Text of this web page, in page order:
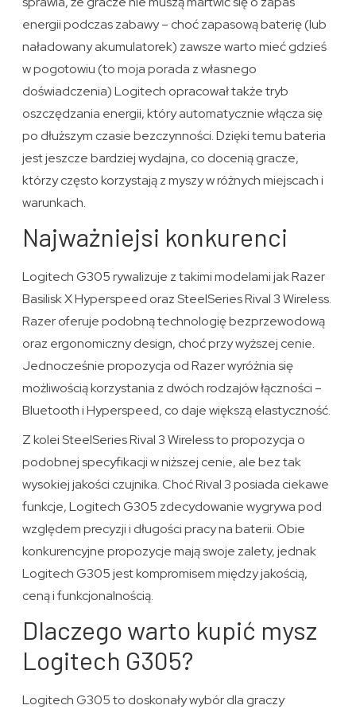
energii podczas zabawy – choć zapasową baterię (lub
naładowany akumulatorek) zawsze warto mieć gdzieś
w pogotowiu (to moja porada z własnego
doświadczenia) Logitech opracował także tryb
oszczędzania energii, który automatycznie włącza się
po dłuższym czasie bezczynności. Dzięki temu bateria
jest jeszcze bardziej wydajna, co docenią gracze,
którzy często korzystają z myszy w różnych miejscach i
warunkach.
Najważniejsi konkurenci
Logitech G305 rywalizuje z takimi modelami jak Razer
Basilisk X Hyperspeed oraz SteelSeries Rival 3 Wireless.
Razer oferuje podobną technologię bezprzewodową
oraz ergonomiczny design, choć przy wyższej cenie.
Jednocześnie propozycja od Razer wyróżnia się
możliwością korzystania z dwóch rodzajów łączności –
Bluetooth i Hyperspeed, co daje większą elastyczność.
Z kolei SteelSeries Rival 3 Wireless to propozycja o
podobnej specyfikacji w niższej cenie, ale bez tak
wysokiej jakości czujnika. Choć Rival 3 posiada ciekawe
funkcje, Logitech G305 zdecydowanie wygrywa pod
względem precyzji i długości pracy na baterii. Obie
konkurencyjne propozycje mają swoje zalety, jednak
Logitech G305 jest kompromisem między jakością,
ceną i funkcjonalnością.
Dlaczego warto kupić mysz
Logitech G305?
Logitech G305 to doskonały wybór dla graczy